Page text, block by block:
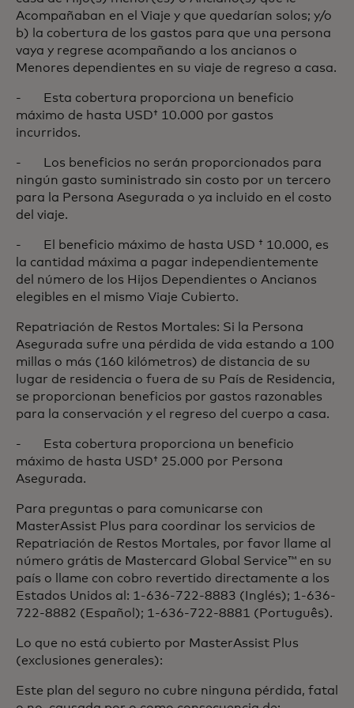
Acompañaban en el Viaje y que quedarían solos; y/o
b) la cobertura de los gastos para que una persona
vaya y regrese acompañando a los ancianos o
Menores dependientes en su viaje de regreso a casa.
- Esta cobertura proporciona un beneficio
máximo de hasta USD† 10.000 por gastos
incurridos.
- Los beneficios no serán proporcionados para
ningún gasto suministrado sin costo por un tercero
para la Persona Asegurada o ya incluido en el costo
del viaje.
- El beneficio máximo de hasta USD † 10.000, es
la cantidad máxima a pagar independientemente
del número de los Hijos Dependientes o Ancianos
elegibles en el mismo Viaje Cubierto.
Repatriación de Restos Mortales: Si la Persona
Asegurada sufre una pérdida de vida estando a 100
millas o más (160 kilómetros) de distancia de su
lugar de residencia o fuera de su País de Residencia,
se proporcionan beneficios por gastos razonables
para la conservación y el regreso del cuerpo a casa.
- Esta cobertura proporciona un beneficio
máximo de hasta USD† 25.000 por Persona
Asegurada.
Para preguntas o para comunicarse con
MasterAssist Plus para coordinar los servicios de
Repatriación de Restos Mortales, por favor llame al
número grátis de Mastercard Global Service™ en su
país o llame con cobro revertido directamente a los
Estados Unidos al: 1-636-722-8883 (Inglés); 1-636-
722-8882 (Español); 1-636-722-8881 (Português).
Lo que no está cubierto por MasterAssist Plus
(exclusiones generales):
Este plan del seguro no cubre ninguna pérdida, fatal